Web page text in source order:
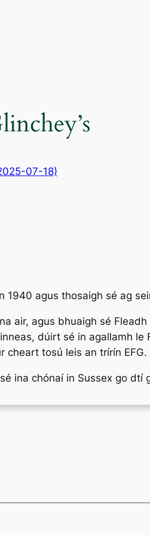
07-18)
agus thosaigh sé ag
air, agus bhuaigh sé
dúirt sé in agallamh le
cheart tosú leis an trírín EFG.
ina chónaí in Sussex go dtí